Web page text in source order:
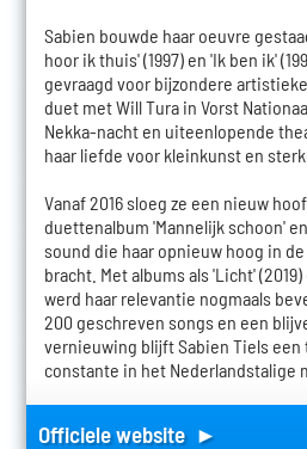
Sabien bouwde haar oeuvre
hoor ik thuis' (1997) en 'Ik ben ik'
gevraagd voor bijzondere
duet met Will Tura in Vorst
Nekka-nacht en uiteenlopende
haar liefde voor kleinkunst en
Vanaf 2016 sloeg ze een nieuw
duettenalbum 'Mannelijk schoon'
sound die haar opnieuw hoog in
bracht. Met albums als 'Licht'
werd haar relevantie nogmaals
200 geschreven songs en een
vernieuwing blijft Sabien Tiels
constante in het Nederlandstalige
Officiele website ►